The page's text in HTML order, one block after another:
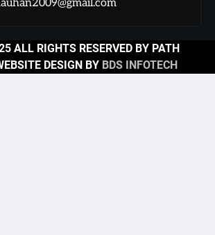
ALL RIGHTS RESERVED BY PATH
DESIGN BY BDS INFOTECH